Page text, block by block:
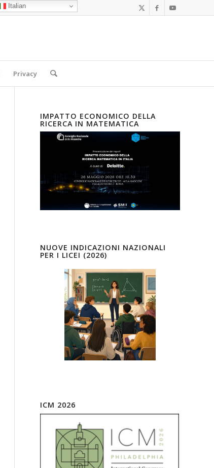
Privacy
IMPATTO ECONOMICO DELLA
RICERCA IN MATEMATICA
NUOVE INDICAZIONI NAZIONALI
PER I LICEI (2026)
ICM 2026
Italian